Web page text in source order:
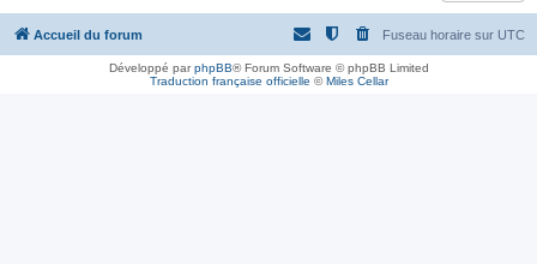
e
Accueil du forum Fuseau horaire sur UTC
Développé parphpBB® Forum Software © phpBB Limited
Traduction française officielle ©Miles Cellar